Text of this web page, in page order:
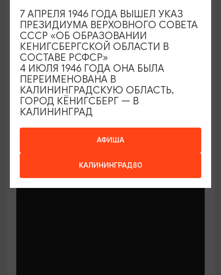
МАСТЕР-КЛАССЫ
Мастер-классы по керамике Елены
Бодяковой
Калининград, ул. Баранова, 45
АФИША
КАЛИНИНГРАД80
7 АПРЕЛЯ 1946 ГОДА ВЫШЕЛ УКАЗ
ПРЕЗИДИУМА ВЕРХОВНОГО СОВЕТА
СССР «ОБ ОБРАЗОВАНИИ
КЕНИГСБЕРГСКОЙ ОБЛАСТИ В
СОСТАВЕ РСФСР»
4 ИЮЛЯ 1946 ГОДА ОНА БЫЛА
ПЕРЕИМЕНОВАНА В
КАЛИНИНГРАДСКУЮ ОБЛАСТЬ,
ГОРОД КЁНИГСБЕРГ — В
КАЛИНИНГРАД